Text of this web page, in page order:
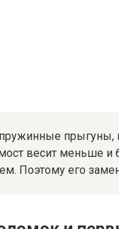
весит меньше и
Поэтому его